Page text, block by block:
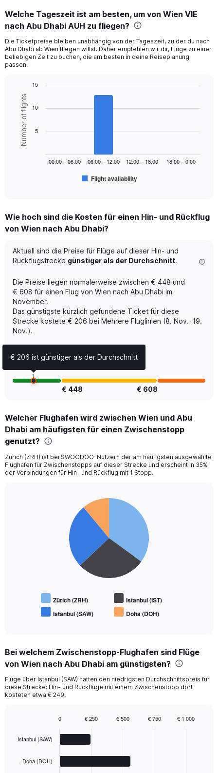
Range:
12
The
chart
has
displaying
values.
Range:
750.
Welche Tageszeit ist am besten, um von Wien VIE
nach Abu Dhabi AUH zu fliegen?
Die Ticketpreise bleiben unabhängig von der Tageszeit, zu der du nach
Abu Dhabi ab Wien fliegen willst. Daher empfehlen wir dir, Flüge zu einer
beliebigen Zeit zu buchen, die am besten in deine Reiseplanung
passen.
Bar
chart
with
bars.
The
Range:
6
The
chart
has
Y
axis
displaying
Number
of
flights.
to
15.
Chart
graphic.
Number of flights
Flight availability
00:00 – 06:00 06:00 – 12:00 12:00 – 18:00 18:00 – 0:00
5
10
15
Wie hoch sind die Kosten für einen Hin- und Rückflug
von Wien nach Abu Dhabi?
Aktuell sind die Preise für Flüge auf dieser Hin- und
Rückflugstrecke günstiger als der Durchschnitt.
Die Preise liegen normalerweise zwischen € 448 und
€ 608 für einen Flug von Wien nach Abu Dhabi im
November.
Das günstigste kürzlich gefundene Ticket für diese
Strecke kostete € 206 bei Mehrere Fluglinien (8. Nov.–19.
Nov.).
€ 448 € 608
Welcher Flughafen wird zwischen Wien und Abu
Dhabi am häufigsten für einen Zwischenstopp
genutzt?
Zürich (ZRH) ist bei SWOODOO-Nutzern der am häufigsten ausgewählte
Flughafen für Zwischenstopps auf dieser Strecke und erscheint in 35%
der Verbindungen für Hin- und Rückflug mit 1 Stopp.
Zürich (ZRH)
Istanbul (IST)
Istanbul (SAW)
Doha (DOH)
Bei welchem Zwischenstopp-Flughafen sind Flüge
von Wien nach Abu Dhabi am günstigsten?
Flüge über Istanbul (SAW) hatten den niedrigsten Durchschnittspreis für
diese Strecke: Hin- und Rückflüge mit einem Zwischenstopp dort
kosteten etwa € 249.
with
Istanbul (SAW)
Doha (DOH)
0 € 1 000
€ 250 € 500 € 750
€ 206 ist günstiger als der Durchschnitt